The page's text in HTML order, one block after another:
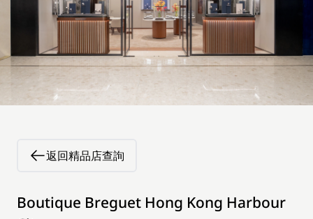
返回精品店查詢
Boutique Breguet Hong Kong Harbour